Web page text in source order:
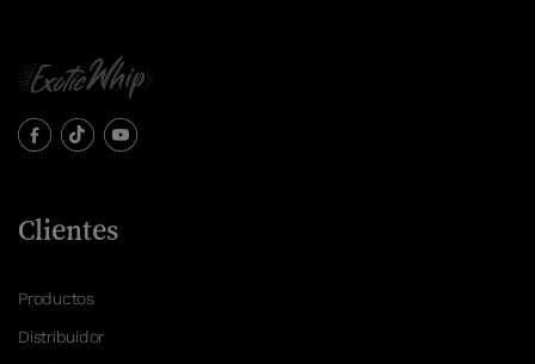
Clientes
Productos
Distribuidor